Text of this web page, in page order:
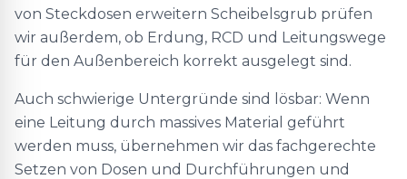
von Steckdosen erweitern Scheibelsgrub prüfen
wir außerdem, ob Erdung, RCD und Leitungswege
für den Außenbereich korrekt ausgelegt sind.
Auch schwierige Untergründe sind lösbar: Wenn
eine Leitung durch massives Material geführt
werden muss, übernehmen wir das fachgerechte
Setzen von Dosen und Durchführungen und